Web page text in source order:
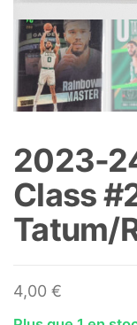
2023-
Class
Tatum/
4,00 €